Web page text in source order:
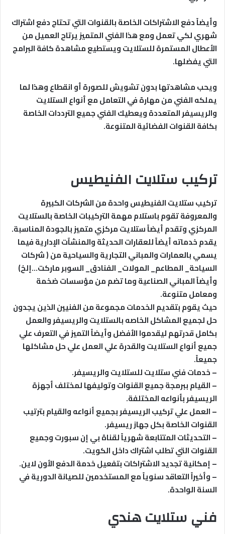
وأيضاً دفع الاشتراكات الخاصة بالقنوات التي تحتاج دفع اشتراك
شهري لكي تعمل ومع هذا الفني المتميز يرتاح العميل من
الأعطال المستمرة للستلايت ويستطيع مشاهدة كافة البرامج
التي يفضلها.
ويحب مشاهدتها بدون تشويش للصورة أو انقطاع وهذا لما
يملكه الفني من مهارة في التعامل مع أنواع الستلايت
والريسيفر المتعددة ويعطيك الفني جميع الترددات الخاصة
بكافة القنوات الفضائية المتنوعة.
تركيب ستلايت الفنيطيس
تركيب ستلايت الفنيطيس واحدة من الشركات الكبيرة
والمعروفة تقوم باستلام مهمة التركيبات الخاصة بالستلايت
المركزي وتقدم أيضاً ستلايت مركزي متميز بالجودة المناسبة.
يقدم خدماته أيضاً للعقارات الحديثة والمنشآت الإدارية فيما
يسمي بالعمارات والمباني التجارية والسياحية من ( شركات
السياحة_ المطاعم_ المولات_ الفنادق_ السوبر ماركت…إلخ)
وأيضاً المباني الصناعية وما تضم من مؤسسات ضخمة
ومعامل متنوعة.
حيث يقوم بتقديم الخدمات مجموعة من الفنيين الذين يجدون
حل لجميع المشاكل الخاصه بالستلايت والريسيفر والعمل
بكامل قدرتهم ليقدموا الأفضل وأيضاً التميز في التعرف علي
جميع أنواع الستلايت والقدرة علي العمل علي حل مشاكلها
جميعاً.
– خدمات فني ستلايت للستلايت والريسيفر.
– القيام ببرمجة جميع القنوات وتوليفها لمختلف أجهزة
الريسيفر بأنواعه المختلفة.
– العمل علي تركيب الريسيفر بجميع أنواعه والقيام بترتيب
القنوات الخاصة بكل جهاز ريسيفر.
– التحديثات المتتابعة شهرياً لقناة بي إن سبورت وجميع
القنوات التي تطلب اشتراك داخل الكويت.
– إمكانية تجديد الاشتراكات بتفعيل خدمة الدفع الأون لاين.
– وأخيراً التعاقد سنوياً مع المستخدمين للصيانة الدورية في
السنة الواحدة.
فني ستلايت هندي